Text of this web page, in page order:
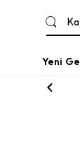
Yeni